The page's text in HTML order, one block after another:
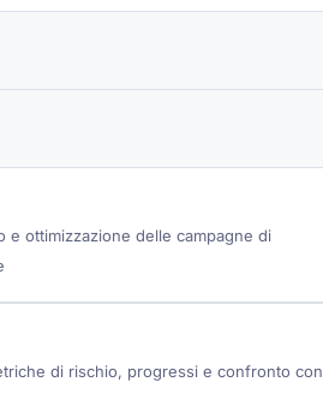
e ottimizzazione delle campagne di
di rischio, progressi e confronto con